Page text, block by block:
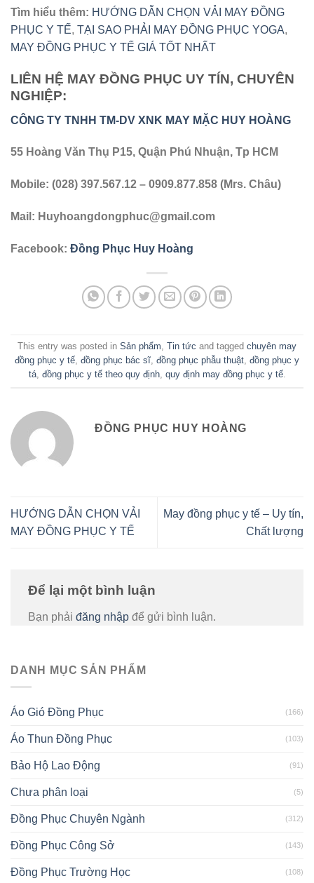
Tìm hiểu thêm: HƯỚNG DẪN CHỌN VẢI MAY ĐỒNG
PHỤC Y TẾ, TẠI SAO PHẢI MAY ĐỒNG PHỤC YOGA,
MAY ĐỒNG PHỤC Y TẾ GIÁ TỐT NHẤT
LIÊN HỆ MAY ĐỒNG PHỤC UY TÍN, CHUYÊN
NGHIỆP:
CÔNG TY TNHH TM-DV XNK MAY MẶC HUY HOÀNG
55 Hoàng Văn Thụ P15, Quận Phú Nhuận, Tp HCM
Mobile: (028) 397.567.12 – 0909.877.858 (Mrs. Châu)
Mail: Huyhoangdongphuc@gmail.com
Facebook: Đồng Phục Huy Hoàng
This entry was posted in Sản phẩm, Tin tức and tagged chuyên may
đồng phục y tế, đồng phục bác sĩ, đồng phục phẫu thuật, đồng phục y
tá, đồng phục y tế theo quy định, quy định may đồng phục y tế.
ĐỒNG PHỤC HUY HOÀNG
HƯỚNG DẪN CHỌN VẢI
MAY ĐỒNG PHỤC Y TẾ
May đồng phục y tế – Uy tín,
Chất lượng
Để lại một bình luận
Bạn phải đăng nhập để gửi bình luận.
DANH MỤC SẢN PHẨM
Áo Gió Đồng Phục (166)
Áo Thun Đồng Phục (103)
Bảo Hộ Lao Động (91)
Chưa phân loại (5)
Đồng Phục Chuyên Ngành (312)
Đồng Phục Công Sở (143)
Đồng Phục Trường Học (108)